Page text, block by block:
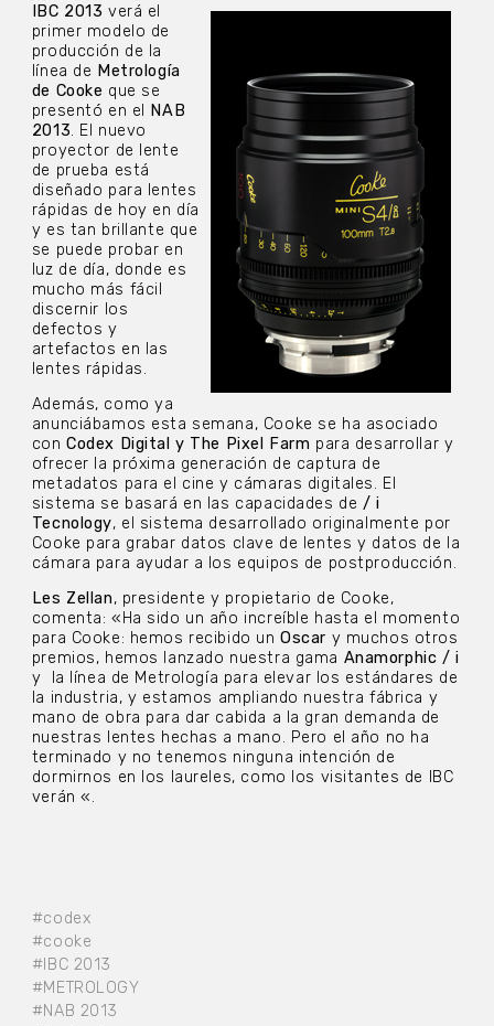
#codex
#cooke
#IBC 2013
#METROLOGY
#NAB 2013
IBC 2013 verá el
primer modelo de
producción de la
línea de Metrología
de Cooke que se
presentó en el
NAB
2013. El nuevo
proyector de lente
de prueba está
diseñado para lentes
rápidas de hoy en día
y es tan brillante que
se puede probar en
luz de día, donde es
mucho más fácil
discernir los
defectos y
artefactos en las
lentes rápidas.
Además, como ya
anunciábamos esta semana, Cooke se ha asociado
conCodex Digital y The Pixel Farm para desarrollar y
ofrecer la próxima generación de captura de
metadatos para el cine y cámaras digitales. El
sistema se basará en las capacidades de / i
Tecnology, el sistema desarrollado originalmente por
Cooke para grabar datos clave de lentes y datos de la
cámara para ayudar a los equipos de postproducción.
Les Zellan, presidente y propietario de Cooke,
comenta: «Ha sido un año increíble hasta el momento
para Cooke: hemos recibido un Oscar y muchos otros
premios, hemos lanzado nuestra gama Anamorphic / i
y la línea de Metrología para elevar los estándares de
la industria, y estamos ampliando nuestra fábrica y
mano de obra para dar cabida a la gran demanda de
nuestras lentes hechas a mano. Pero el año no ha
terminado y no tenemos ninguna intención de
dormirnos en los laureles, como los visitantes de IBC
verán «.